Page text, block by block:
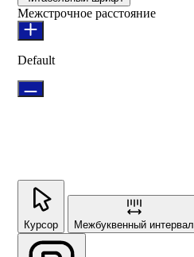
Межстрочное расстояние
Default
Курсор Межбуквенный интервал